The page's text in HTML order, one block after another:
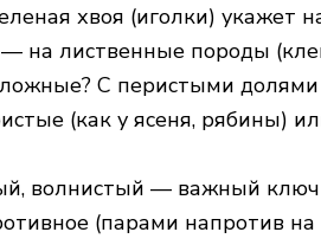
хвоя (иголки) укажет
на лиственные породы
С перистыми долями
(как у ясеня, рябины)
волнистый — важный
(парами напротив